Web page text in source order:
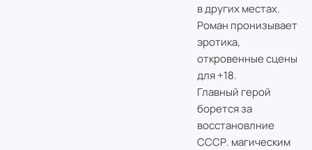
в других местах.
Роман пронизывает
эротика,
откровенные сцены
для +18.
Главный герой
борется за
восстановлние
СССР. магическим